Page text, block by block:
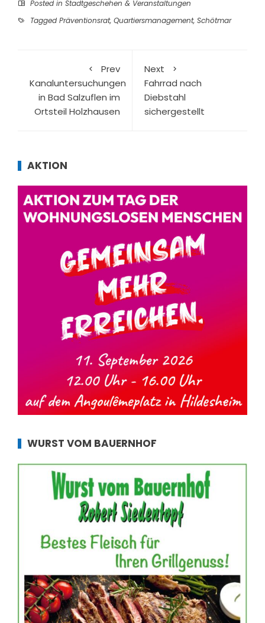
Posted in Stadtgeschehen & Veranstaltungen
Tagged Präventionsrat, Quartiersmanagement, Schötmar
Prev
Kanaluntersuchungen
in Bad Salzuflen im
Ortsteil Holzhausen
Next
Fahrrad nach
Diebstahl
sichergestellt
AKTION
WURST VOM BAUERNHOF